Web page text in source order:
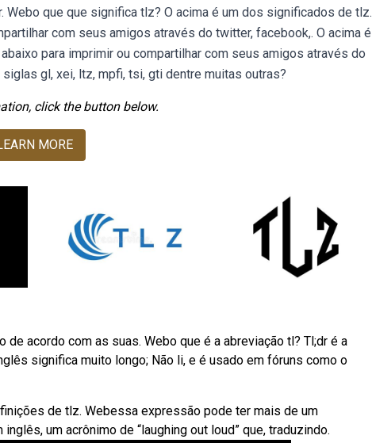
Webo que que significa tlz? O acima é um dos significados de tlz.
com seus amigos através do twitter, facebook,. O acima é
para imprimir ou compartilhar com seus amigos através do
gl, xei, ltz, mpfi, tsi, gti dentre muitas outras?
click the button below.
MORE
acordo com as suas. Webo que é a abreviação tl? Tl;dr é a
significa muito longo; Não li, e é usado em fóruns como o
de tlz. Webessa expressão pode ter mais de um
um acrônimo de “laughing out loud” que, traduzindo.